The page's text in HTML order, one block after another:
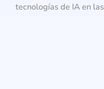
tecnologías de IA en las